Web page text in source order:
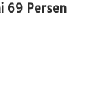
69 Persen